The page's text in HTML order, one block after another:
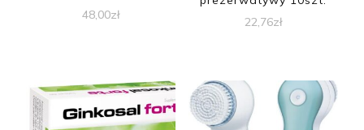
48,00zł
22,76zł